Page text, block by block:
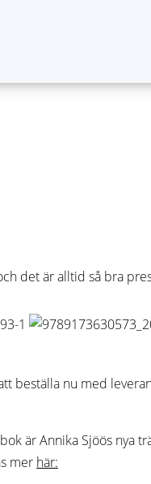
det är alltid så bra
beställa nu med
är Annika Sjöös nya
mer här: